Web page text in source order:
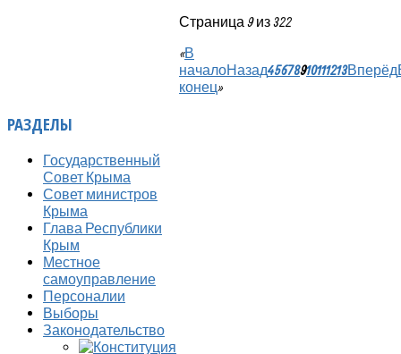
Страница 9 из 322
«В
началоНазад45678910111213Вперёд
конец»
РАЗДЕЛЫ
Государственный
Совет Крыма
Совет министров
Крыма
Глава Республики
Крым
Местное
самоуправление
Персоналии
Выборы
Законодательство